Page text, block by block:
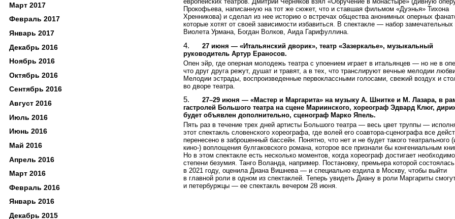
Прокофьева, написанную на тот же сюжет, что и ставшая фильмом «Дуэнья» Тихона
Хренникова) и сделал из нее историю о встречах общества анонимных оперных
которые хотят от своей зависимости избавиться. В спектакле — набор
Виолета Урмана, Богдан Волков, Аида Гарифуллина.
27 июня — «Итальянский дворик», театр «Зазеркалье», музыкальный
руководитель Артур Ераносов.
Опен эйр, где оперная молодежь театра с упоением играет в итальянцев — но не в
что друг друга режут, душат и травят, а в тех, что транслируют вечные мелодии
Мелодии эстрады, воспроизведенные первоклассными голосами, свежий воздух и
во дворе театра.
27–29 июня — «Мастер и Маргарита» на музыку А. Шнитке и М. Лазара, в
гастролей Большого театра на сцене Мариинского, хореограф Эдвард Клюг,
будет объявлен дополнительно, сценограф Марко Япель.
Пять раз в течение трех дней артисты Большого театра — весь цвет труппы —
этот спектакль словенского хореографа, где волей его соавтора-сценографа все
перенесено в заброшенный бассейн. Понятно, что нет и не будет такого театрального
кино-) воплощения булгаковского романа, которое все признали бы конгениальным
Но в этом спектакле есть несколько моментов, когда хореограф достигает
степени безумия. Танго Воланда, например. Постановку, премьера которой состоялась
в 2021 году, оценила Диана Вишнева — и специально ездила в Москву, чтобы выйти
в главной роли в одном из спектаклей. Теперь увидеть Диану в роли Маргариты
и петербуржцы — ее спектакль вечером 28 июня.
Март 2017
Февраль 2017
Январь 2017
Декабрь 2016
Ноябрь 2016
Октябрь 2016
Сентябрь 2016
Август 2016
Июль 2016
Июнь 2016
Май 2016
Апрель 2016
Март 2016
Февраль 2016
Январь 2016
Декабрь 2015